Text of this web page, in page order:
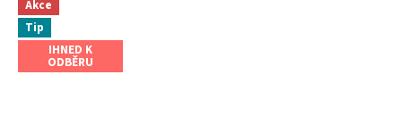
Akce
Tip
IHNED K
ODBĚRU